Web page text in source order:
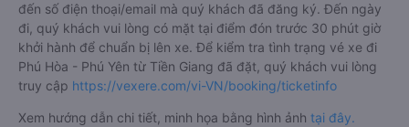
đến số điện thoại/email mà quý khách đã đăng ký. Đến ngày
đi, quý khách vui lòng có mặt tại điểm đón trước 30 phút giờ
khởi hành để chuẩn bị lên xe. Để kiểm tra tình trạng vé xe đi
Phú Hòa - Phú Yên từ Tiền Giang đã đặt, quý khách vui lòng
truy cập https://vexere.com/vi-VN/booking/ticketinfo
Xem hướng dẫn chi tiết, minh họa bằng hình ảnh tại đây.